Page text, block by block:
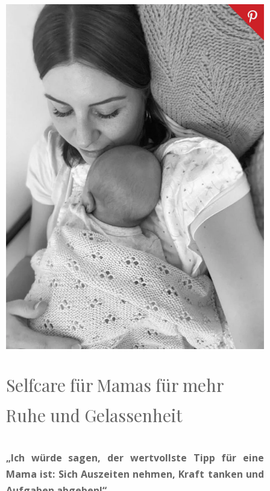
Selfcare für Mamas für mehr
Ruhe und Gelassenheit
„Ich würde sagen, der wertvollste Tipp für eine
Mama ist: Sich Auszeiten nehmen, Kraft tanken und